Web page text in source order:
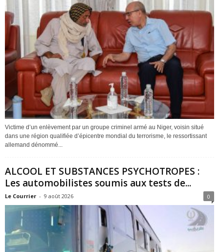
Victime d’un enlèvement par un groupe criminel armé au Niger, voisin situé
dans une région qualifiée d’épicentre mondial du terrorisme, le ressortissant
allemand dénommé...
ALCOOL ET SUBSTANCES PSYCHOTROPES :
Les automobilistes soumis aux tests de...
Le Courrier - 9 août 2026 0